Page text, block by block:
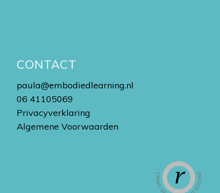
CONTACT
paula@embodiedlearning.nl
06 41105069
Privacyverklaring
Algemene Voorwaarden